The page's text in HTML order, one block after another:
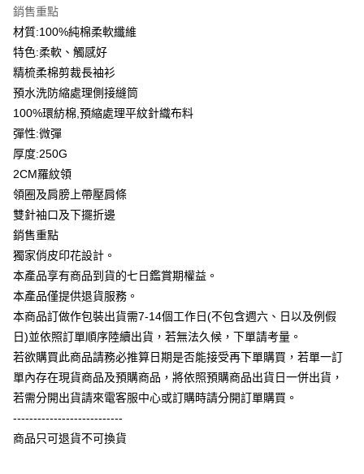
匯豐（台灣）商業銀行
聯邦商業銀行
元大商業銀行
台新國際商業銀行
台灣樂天信用卡公司
臺灣中小企業銀行
匯豐（台灣）商業銀行
聯邦商業銀行
元大商業銀行
玉山商業銀行
台灣樂天信用卡公司
上海商業儲蓄銀行
國泰世華商業銀行
臺灣中小企業銀行
匯豐（台灣）商業銀行
聯邦商業銀行
元大商業銀行
玉山商業銀行
台新國際商業銀行
LINE Pay
Apple Pay
街口支付
悠遊付
Google Pay
全盈+PAY
大哥付你分期
相關說明
1.本服務由台灣大哥大提供，台灣大哥大用戶可立即使用無須另外申請。
2.付款方式選擇「大哥付你分期」，訂單成立後會自動跳轉到大哥付的交易
流程，驗證手機門號後，選擇欲分期的期數、繳款截止日，確認付款後即完
成交易。
3.實際核准額度、可分期數及費用金額請依後續交易確認頁面所載為準。
4.訂單成立30分鐘內，如未前往確認交易或遇審核未通過，訂單將自動取
消。如遇「轉專審核」未通過狀況，表示未達大哥付你分期系統評分，恕無
法說明評估內容。
【繳款方式說明】
1.分期款項不併入電信帳單，「大哥付你分期」於每月結算日後寄送繳費提
2.透過簡訊連結打開帳單後，可選擇「超商條碼／台灣大直營門市／銀行轉
帳／街口支付／iPASS MONEY」等通路繳費。
【注意事項】
AFTEE先享後付
相關說明
【關於「AFTEE先享後付」】
AFTEE先享後付是「在收到商品之後才付款」的支付方式。 讓您購物簡單
１．簡單：不需註冊會員、不需綁卡、不需儲值。
２．便利：只要手機號碼，簡訊認證，即可結帳。
３．安心：先確認商品／服務後，再付款。
【「AFTEE先享後付」結帳流程】
１．於結帳方式選擇「AFTEE先享後付」後，將跳轉至「AFTEE先享後付」
２．訂單成立數日內，您將收到繳費通知簡訊。
３．收到繳費通知簡訊後14天內，點擊此簡訊中的連結，可透過四大超商／
ATM付款
運送方式
全家付款取貨
每筆NT$65，滿NT$899(含以上)免運費
付款後全家取貨
銷售重點
材質:100%純棉柔軟纖維
特色:柔軟、觸感好
精梳柔棉剪裁長袖衫
預水洗防縮處理側接縫筒
100%環紡棉,預縮處理平紋針織布料
彈性:微彈
厚度:250G
2CM羅紋領
領圈及肩膀上帶壓肩條
雙針袖口及下擺折邊
銷售重點
獨家俏皮印花設計。
本產品享有商品到貨的七日鑑賞期權益。
本產品僅提供退貨服務。
本商品訂做作包裝出貨需7-14個工作日(不包含週六、日以及例假
日)並依照訂單順序陸續出貨，若無法久候，下單請考量。
若欲購買此商品請務必推算日期是否能接受再下單購買，若單一訂
單內存在現貨商品及預購商品，將依照預購商品出貨日一併出貨，
若需分開出貨請來電客服中心或訂購時請分開訂單購買。
---------------------------
商品只可退貨不可換貨